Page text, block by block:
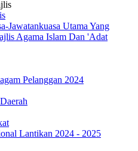
Jawatankuasa Utama Yang
Agama Islam Dan 'Adat
Pelanggan 2024
Lantikan 2024 - 2025